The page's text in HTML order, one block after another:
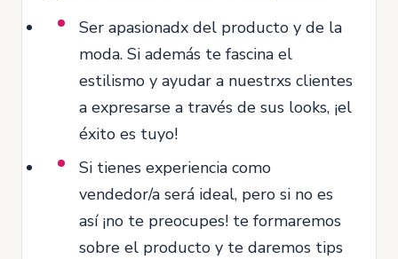
Ser apasionadx del producto y de la
moda. Si además te fascina el
estilismo y ayudar a nuestrxs clientes
a expresarse a través de sus looks, ¡el
éxito es tuyo!
Si tienes experiencia como
vendedor/a será ideal, pero si no es
así ¡no te preocupes! te formaremos
sobre el producto y te daremos tips